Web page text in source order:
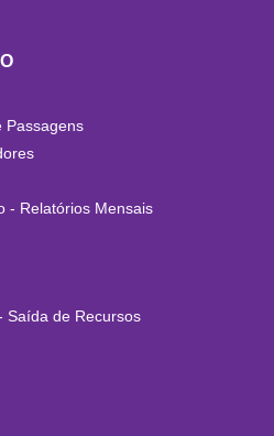
Passagens
- Relatórios Mensais
Saída de Recursos